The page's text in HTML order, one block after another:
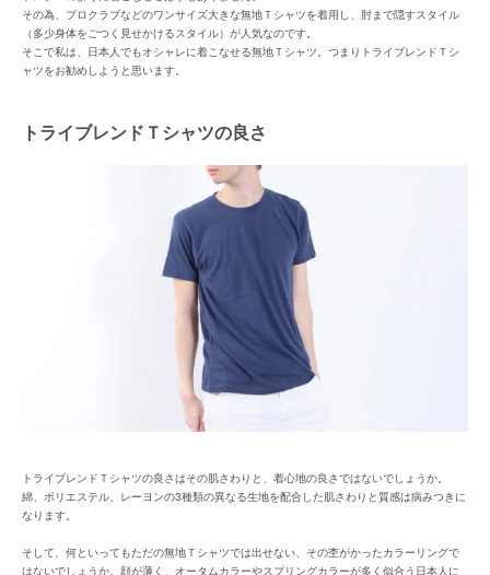
その為、プロクラブなどのワンサイズ大きな無地Ｔシャツを着用し、肘まで隠すスタイル
（多少身体をごつく見せかけるスタイル）が人気なのです。
そこで私は、日本人でもオシャレに着こなせる無地Ｔシャツ。つまりトライブレンドＴシ
ャツをお勧めしようと思います。
トライブレンドＴシャツの良さ
トライブレンドＴシャツの良さはその肌さわりと、着心地の良さではないでしょうか。
綿、ポリエステル、レーヨンの3種類の異なる生地を配合した肌さわりと質感は病みつきに
なります。
そして、何といってもただの無地Ｔシャツでは出せない、その杢がかったカラーリングで
はないでしょうか。顔が薄く、オータムカラーやスプリングカラーが多く似合う日本人に